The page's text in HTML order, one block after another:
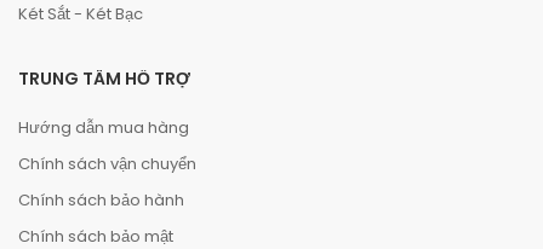
Két Sắt - Két Bạc
TRUNG TÂM HỖ TRỢ
Hướng dẫn mua hàng
Chính sách vận chuyển
Chính sách bảo hành
Chính sách bảo mật